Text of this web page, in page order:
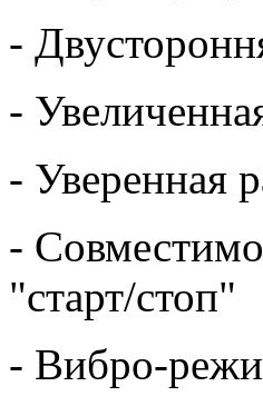
-
-
- Уверенная
-
"старт/стоп"
- Вибро-